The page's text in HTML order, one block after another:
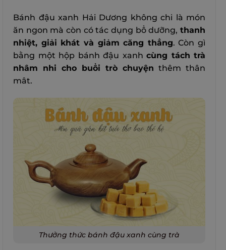
Bánh đậu xanh Hải Dương không chỉ là món
ăn ngon mà còn có tác dụng bổ dưỡng, thanh
nhiệt, giải khát và giảm căng thẳng. Còn gì
bằng một hộp bánh đậu xanh cùng tách trà
nhâm nhi cho buổi trò chuyện thêm thân
mât.
Thưởng thức bánh đậu xanh cùng trà